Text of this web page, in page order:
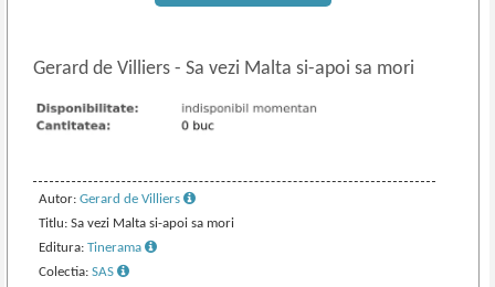
Gerard de Villiers- Sa vezi Malta si-apoi sa mori
Autor:Gerard de Villiers
Titlu: Sa vezi Malta si-apoi sa mori
Editura:Tinerama
Colectia:SAS